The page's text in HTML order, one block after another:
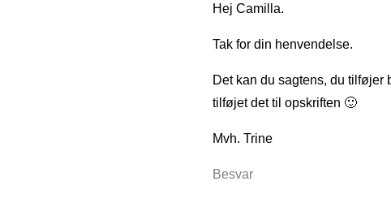
Hej Camilla.
Tak for din henvendelse.
Det kan du sagtens, du
tilføjet det til opskriften 🙂
Mvh. Trine
Besvar